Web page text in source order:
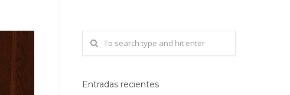
Entradas recientes